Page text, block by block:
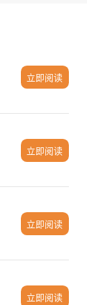
立即阅读
立即阅读
立即阅读
立即阅读